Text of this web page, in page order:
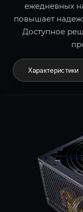
ежедневных
повышает
Доступное
Характеристики